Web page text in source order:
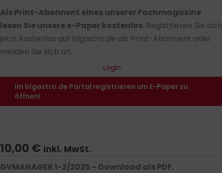
Als Print-Abonnent eines unserer Fachmagazine
lesen Sie unsere e-Paper kostenlos. Registrieren Sie sich
jetzt kostenlos auf blgastro.de als Print-Abonnent oder
melden Sie sich an.
Login
Im blgastro.de Portal registrieren um E-Paper zu
öffnen!
10,00 € inkl. MwSt.
GVMANAGER 1-2/2025 – Download als PDF.